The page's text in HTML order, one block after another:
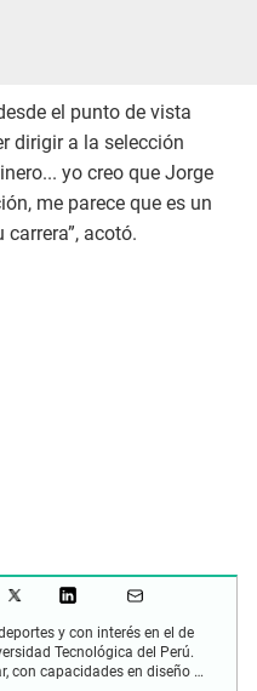
el punto de vista
dirigir a la selección
yo creo que Jorge
me parece que es un
acotó.
y con interés en el de
Tecnológica del Perú.
con capacidades en diseño y